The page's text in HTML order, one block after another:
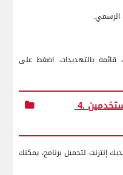
الرسمي.
قائمة بالتهديدات. اضغط على
4. الحل اليدوي (بدون برامج) – للمستخدمين
إنترنت لتحميل برنامج، يمكنك